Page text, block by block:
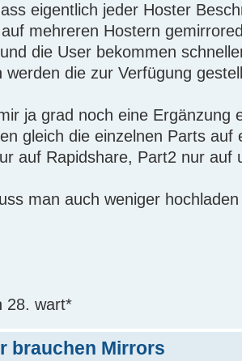
eigentlich jeder Hoster
mehreren Hostern
die User bekommen
werden die zur Verfügung
ja grad noch eine Ergänzung
gleich die einzelnen Parts auf
auf Rapidshare, Part2 nur auf
man auch weniger
28. wart*
brauchen Mirrors